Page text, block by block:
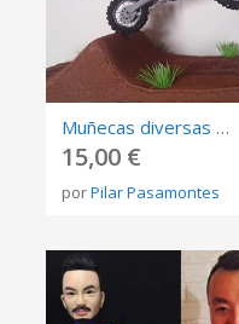
Muñecas diversas de foami
15,00 €
porPilar Pasamontes